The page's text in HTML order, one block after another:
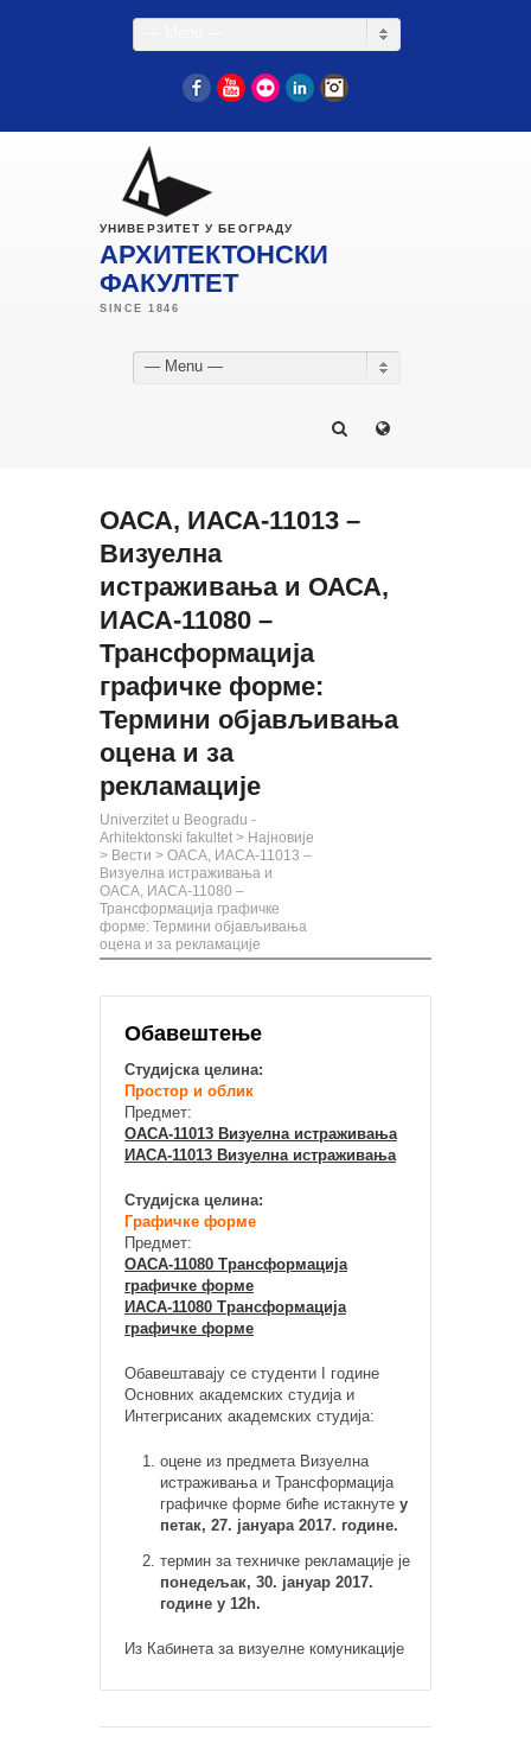
FacebookYouTube
Flickr LinkedIn
УНИВЕРЗИТЕТ У БЕОГРАДУ
АРХИТЕКТОНСКИ
ФАКУЛТЕТ
— Menu —
ОАСА, ИАСА-11013 –
Визуелна
истраживања и ОАСА,
ИАСА-11080 –
Трансформација
графичке форме:
Термини објављивања
оцена и за
рекламације
Univerzitet u Beogradu -
Arhitektonski fakultet > Најновије
> Вести > ОАСА, ИАСА-11013 –
Визуелна истраживања и
ОАСА, ИАСА-11080 –
Трансформација графичке
форме: Термини објављивања
оцена и за рекламације
Обавештење
Студијска целина:
Простор и облик
Предмет:
ОАСА-11013 Визуелна истраживања
ИАСА-11013 Визуелна истраживања
Студијска целина:
Графичке форме
Предмет:
ОАСА-11080 Трансформација
графичке форме
ИАСА-11080 Трансформација
графичке форме
Обавештавају се студенти I године
Основних академских студија и
Интегрисаних академских студија:
оцене из предмета Визуелна
истраживања и Трансформација
графичке форме биће истакнуте у
петак, 27. јануара 2017. године.
термин за техничке рекламације је
понедељак, 30. јануар 2017.
године у 12h.
Из Кабинета за визуелне комуникације